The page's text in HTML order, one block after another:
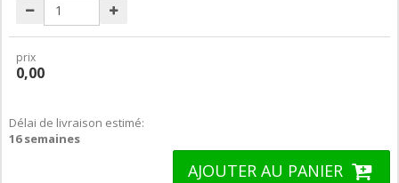
prix
0,00
Délai de livraison estimé:
16 semaines
AJOUTER AU PANIER